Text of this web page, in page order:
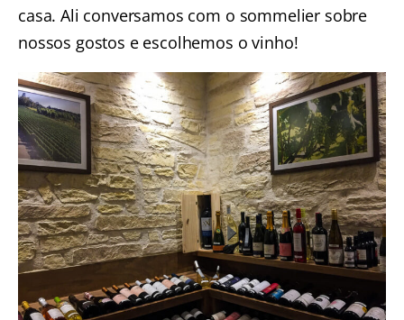
casa. Ali conversamos com o sommelier sobre
nossos gostos e escolhemos o vinho!